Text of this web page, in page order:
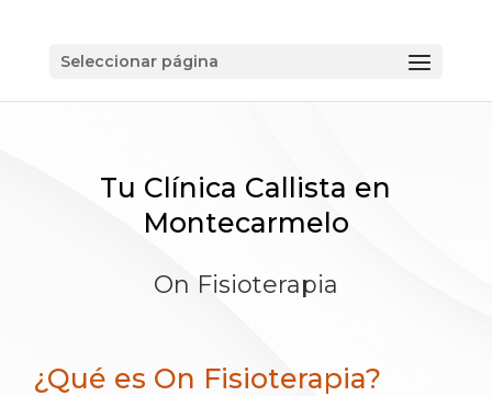
Seleccionar página
Tu Clínica Callista en
Montecarmelo
On Fisioterapia
¿Qué es On Fisioterapia?